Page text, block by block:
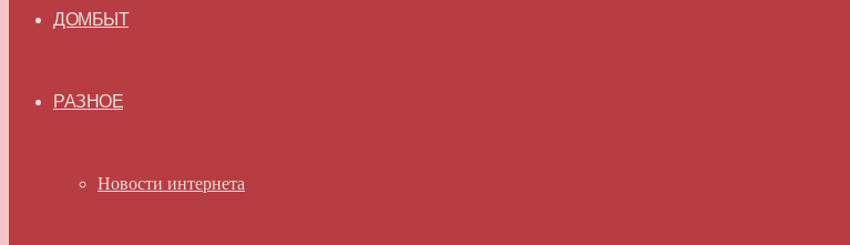
ДОМБЫТ
РАЗНОЕ
Новости интернета